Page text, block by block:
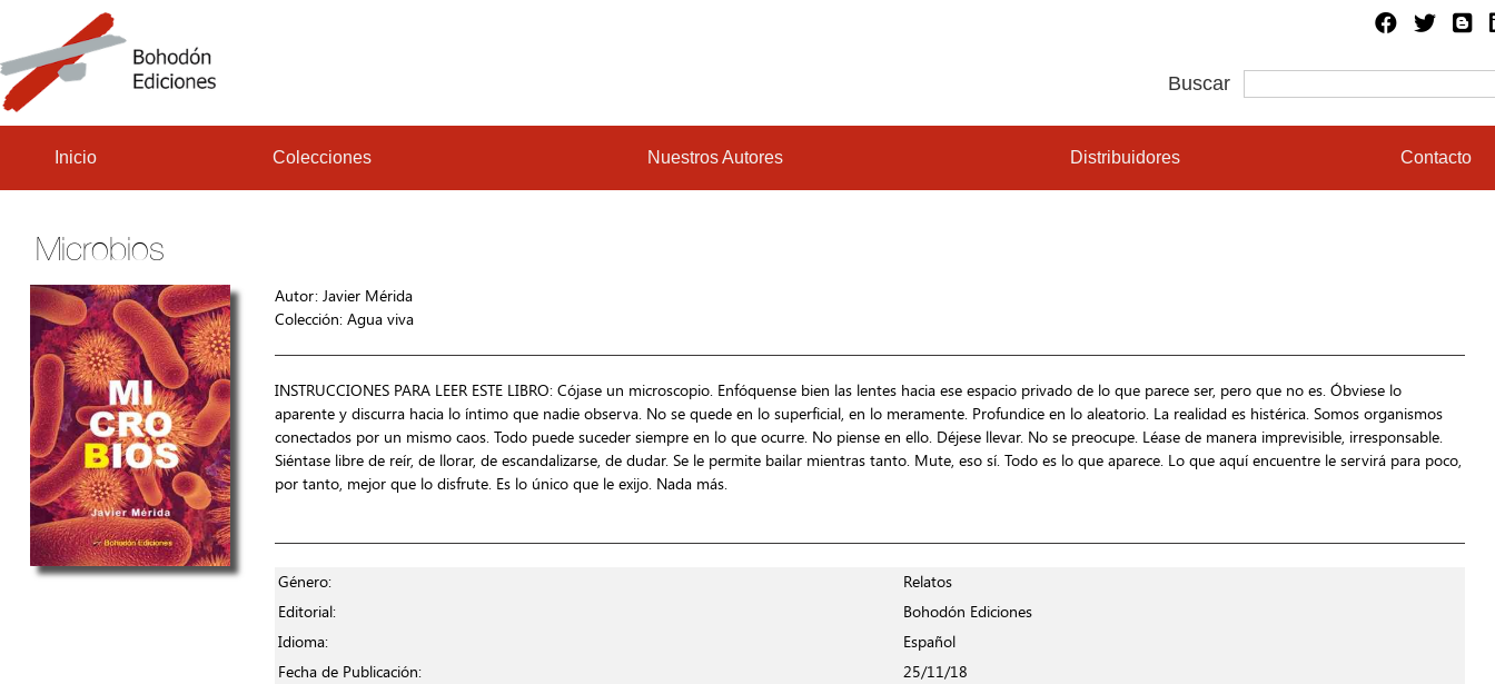
Buscar
Inicio Colecciones Nuestros Autores Distribuidores Contacto
Microbios
Autor: Javier Mérida
Colección: Agua viva
INSTRUCCIONES PARA LEER ESTE LIBRO: Cójase un microscopio. Enfóquense bien las lentes hacia ese espacio privado de lo que parece ser, pero que no es. Óbviese lo
aparente y discurra hacia lo íntimo que nadie observa. No se quede en lo superficial, en lo meramente. Profundice en lo aleatorio. La realidad es histérica. Somos organismos
conectados por un mismo caos. Todo puede suceder siempre en lo que ocurre. No piense en ello. Déjese llevar. No se preocupe. Léase de manera imprevisible, irresponsable.
Siéntase libre de reír, de llorar, de escandalizarse, de dudar. Se le permite bailar mientras tanto. Mute, eso sí. Todo es lo que aparece. Lo que aquí encuentre le servirá para poco,
por tanto, mejor que lo disfrute. Es lo único que le exijo. Nada más.
Género:
Relatos
Editorial:
Bohodón Ediciones
Idioma:
Español
Fecha de Publicación:
25/11/18